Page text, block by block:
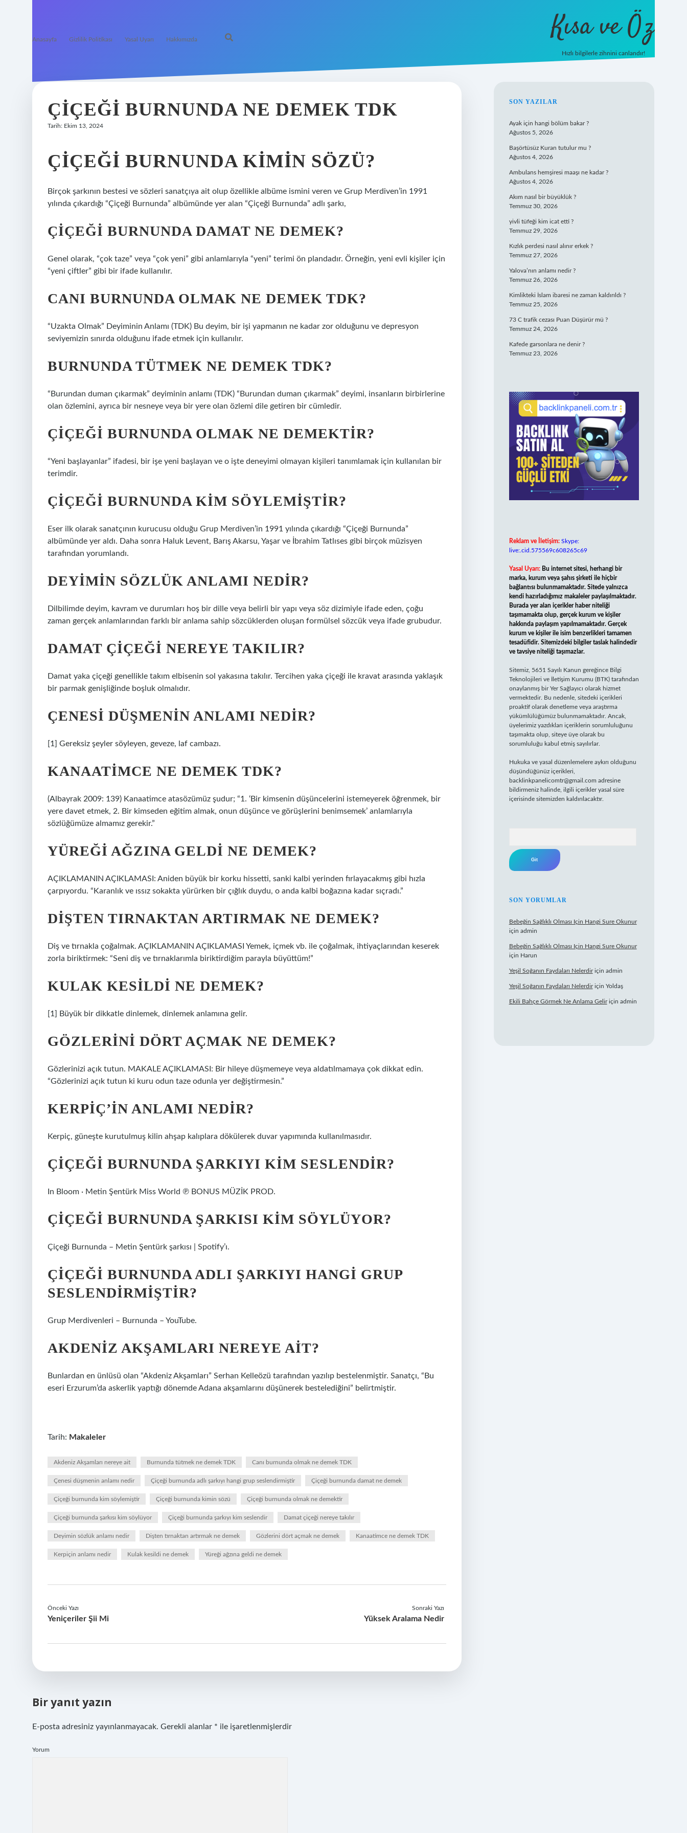
Anasayfa Gizlilik Politikası Yasal Uyarı Hakkımızda Kısa ve Öz
Hızlı bilgilerle zihnini canlandır!
ÇIÇEĞI BURNUNDA NE DEMEK TDK
Tarih: Ekim 13, 2024
ÇIÇEĞI BURNUNDA KIMIN SÖZÜ?
Birçok şarkının bestesi ve sözleri sanatçıya ait olup özellikle albüme ismini veren ve Grup Merdiven’in 1991
yılında çıkardığı “Çiçeği Burnunda” albümünde yer alan “Çiçeği Burnunda” adlı şarkı,
ÇIÇEĞI BURNUNDA DAMAT NE DEMEK?
Genel olarak, “çok taze” veya “çok yeni” gibi anlamlarıyla “yeni” terimi ön plandadır. Örneğin, yeni evli kişiler için
“yeni çiftler” gibi bir ifade kullanılır.
CANI BURNUNDA OLMAK NE DEMEK TDK?
“Uzakta Olmak” Deyiminin Anlamı (TDK) Bu deyim, bir işi yapmanın ne kadar zor olduğunu ve depresyon
seviyemizin sınırda olduğunu ifade etmek için kullanılır.
BURNUNDA TÜTMEK NE DEMEK TDK?
“Burundan duman çıkarmak” deyiminin anlamı (TDK) “Burundan duman çıkarmak” deyimi, insanların birbirlerine
olan özlemini, ayrıca bir nesneye veya bir yere olan özlemi dile getiren bir cümledir.
ÇIÇEĞI BURNUNDA OLMAK NE DEMEKTIR?
“Yeni başlayanlar” ifadesi, bir işe yeni başlayan ve o işte deneyimi olmayan kişileri tanımlamak için kullanılan bir
terimdir.
ÇIÇEĞI BURNUNDA KIM SÖYLEMIŞTIR?
Eser ilk olarak sanatçının kurucusu olduğu Grup Merdiven’in 1991 yılında çıkardığı “Çiçeği Burnunda”
albümünde yer aldı. Daha sonra Haluk Levent, Barış Akarsu, Yaşar ve İbrahim Tatlıses gibi birçok müzisyen
tarafından yorumlandı.
DEYIMIN SÖZLÜK ANLAMI NEDIR?
Dilbilimde deyim, kavram ve durumları hoş bir dille veya belirli bir yapı veya söz dizimiyle ifade eden, çoğu
zaman gerçek anlamlarından farklı bir anlama sahip sözcüklerden oluşan formülsel sözcük veya ifade grubudur.
DAMAT ÇIÇEĞI NEREYE TAKILIR?
Damat yaka çiçeği genellikle takım elbisenin sol yakasına takılır. Tercihen yaka çiçeği ile kravat arasında yaklaşık
bir parmak genişliğinde boşluk olmalıdır.
ÇENESI DÜŞMENIN ANLAMI NEDIR?
[1] Gereksiz şeyler söyleyen, geveze, laf cambazı.
KANAATIMCE NE DEMEK TDK?
(Albayrak 2009: 139) Kanaatimce atasözümüz şudur; “1. ‘Bir kimsenin düşüncelerini istemeyerek öğrenmek, bir
yere davet etmek, 2. Bir kimseden eğitim almak, onun düşünce ve görüşlerini benimsemek’ anlamlarıyla
sözlüğümüze almamız gerekir.”
YÜREĞI AĞZINA GELDI NE DEMEK?
AÇIKLAMANIN AÇIKLAMASI: Aniden büyük bir korku hissetti, sanki kalbi yerinden fırlayacakmış gibi hızla
çarpıyordu. “Karanlık ve ıssız sokakta yürürken bir çığlık duydu, o anda kalbi boğazına kadar sıçradı.”
DIŞTEN TIRNAKTAN ARTIRMAK NE DEMEK?
Diş ve tırnakla çoğalmak. AÇIKLAMANIN AÇIKLAMASI Yemek, içmek vb. ile çoğalmak, ihtiyaçlarından keserek
zorla biriktirmek: “Seni diş ve tırnaklarımla biriktirdiğim parayla büyüttüm!”
KULAK KESILDI NE DEMEK?
[1] Büyük bir dikkatle dinlemek, dinlemek anlamına gelir.
GÖZLERINI DÖRT AÇMAK NE DEMEK?
Gözlerinizi açık tutun. MAKALE AÇIKLAMASI: Bir hileye düşmemeye veya aldatılmamaya çok dikkat edin.
“Gözlerinizi açık tutun ki kuru odun taze odunla yer değiştirmesin.”
KERPIÇ’IN ANLAMI NEDIR?
Kerpiç, güneşte kurutulmuş kilin ahşap kalıplara dökülerek duvar yapımında kullanılmasıdır.
ÇIÇEĞI BURNUNDA ŞARKIYI KIM SESLENDIR?
In Bloom · Metin Şentürk Miss World ℗ BONUS MÜZİK PROD.
ÇIÇEĞI BURNUNDA ŞARKISI KIM SÖYLÜYOR?
Çiçeği Burnunda – Metin Şentürk şarkısı | Spotify’ı.
ÇIÇEĞI BURNUNDA ADLI ŞARKIYI HANGI GRUP
SESLENDIRMIŞTIR?
Grup Merdivenleri – Burnunda – YouTube.
AKDENIZ AKŞAMLARI NEREYE AIT?
Bunlardan en ünlüsü olan “Akdeniz Akşamları” Serhan Kelleözü tarafından yazılıp bestelenmiştir. Sanatçı, “Bu
eseri Erzurum’da askerlik yaptığı dönemde Adana akşamlarını düşünerek bestelediğini” belirtmiştir.
Tarih: Makaleler
Akdeniz Akşamları nereye ait Burnunda tütmek ne demek TDK Canı burnunda olmak ne demek TDK
Çenesi düşmenin anlamı nedir Çiçeği burnunda adlı şarkıyı hangi grup seslendirmiştir Çiçeği burnunda damat ne demek
Çiçeği burnunda kim söylemiştir Çiçeği burnunda kimin sözü Çiçeği burnunda olmak ne demektir
Çiçeği burnunda şarkısı kim söylüyor Çiçeği burnunda şarkıyı kim seslendir Damat çiçeği nereye takılır
Deyimin sözlük anlamı nedir Dişten tırnaktan artırmak ne demek Gözlerini dört açmak ne demek Kanaatimce ne demek TDK
Kerpiçin anlamı nedir Kulak kesildi ne demek Yüreği ağzına geldi ne demek
Önceki Yazı
Yeniçeriler Şii Mi
Sonraki Yazı
Yüksek Aralama Nedir
Bir yanıt yazın
E-posta adresiniz yayınlanmayacak. Gerekli alanlar * ile işaretlenmişlerdir
Yorum
SIDEBAR
SON YAZILAR
Ayak için hangi bölüm bakar ?
Ağustos 5, 2026
Başörtüsüz Kuran tutulur mu ?
Ağustos 4, 2026
Ambulans hemşiresi maaşı ne kadar ?
Ağustos 4, 2026
Akım nasıl bir büyüklük ?
Temmuz 30, 2026
yivli tüfeği kim icat etti ?
Temmuz 29, 2026
Kızlık perdesi nasıl alınır erkek ?
Temmuz 27, 2026
Yalova’nın anlamı nedir ?
Temmuz 26, 2026
Kimlikteki İslam ibaresi ne zaman kaldırıldı ?
Temmuz 25, 2026
73 C trafik cezası Puan Düşürür mü ?
Temmuz 24, 2026
Kafede garsonlara ne denir ?
Temmuz 23, 2026
Reklam ve İletişim: Skype:
live:.cid.575569c608265c69
Yasal Uyarı: Bu internet sitesi, herhangi bir
marka, kurum veya şahıs şirketi ile hiçbir
bağlantısı bulunmamaktadır. Sitede yalnızca
kendi hazırladığımız makaleler paylaşılmaktadır.
Burada yer alan içerikler haber niteliği
taşımamakta olup, gerçek kurum ve kişiler
hakkında paylaşım yapılmamaktadır. Gerçek
kurum ve kişiler ile isim benzerlikleri tamamen
tesadüfidir. Sitemizdeki bilgiler taslak halindedir
ve tavsiye niteliği taşımazlar.
Sitemiz, 5651 Sayılı Kanun gereğince Bilgi
Teknolojileri ve İletişim Kurumu (BTK) tarafından
onaylanmış bir Yer Sağlayıcı olarak hizmet
vermektedir. Bu nedenle, sitedeki içerikleri
proaktif olarak denetleme veya araştırma
yükümlülüğümüz bulunmamaktadır. Ancak,
üyelerimiz yazdıkları içeriklerin sorumluluğunu
taşımakta olup, siteye üye olarak bu
sorumluluğu kabul etmiş sayılırlar.
Hukuka ve yasal düzenlemelere aykırı olduğunu
düşündüğünüz içerikleri,
backlinkpanelicomtr@gmail.com adresine
bildirmeniz halinde, ilgili içerikler yasal süre
içerisinde sitemizden kaldırılacaktır.
SON YORUMLAR
Bebeğin Sağlıklı Olması Için Hangi Sure Okunur
için admin
Bebeğin Sağlıklı Olması Için Hangi Sure Okunur
için Harun
Yeşil Soğanın Faydaları Nelerdiriçin admin
Yeşil Soğanın Faydaları Nelerdiriçin Yoldaş
Ekili Bahçe Görmek Ne Anlama Geliriçin admin